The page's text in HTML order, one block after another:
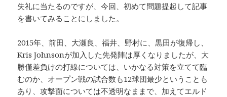
失礼に当たるのですが、今回、初めて問題提起して記事
を書いてみることにしました。
2015年、前田、大瀬良、福井、野村に、黒田が復帰し、
Kris Johnsonが加入した先発陣は厚くなりましたが、大
勝僅差負けの打線については、いかなる対策を立てて臨
むのか、オープン戦の試合数も12球団最少ということも
あり、攻撃面については不透明なままで、加えてエルド